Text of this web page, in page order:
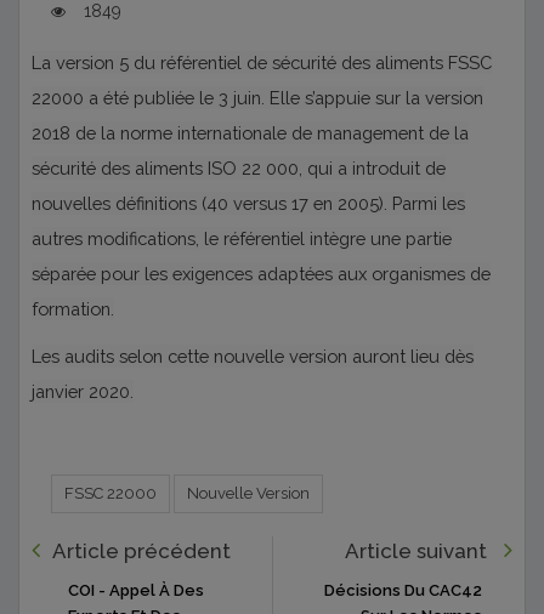
1849
La version 5 du référentiel de sécurité des aliments FSSC
22000 a été publiée le 3 juin. Elle s’appuie sur la version
2018 de la norme internationale de management de la
sécurité des aliments ISO 22 000, qui a introduit de
nouvelles définitions (40 versus 17 en 2005). Parmi les
autres modifications, le référentiel intègre une partie
séparée pour les exigences adaptées aux organismes de
formation.
Les audits selon cette nouvelle version auront lieu dès
janvier 2020.
FSSC 22000 Nouvelle Version
Article précédent
COI - Appel À Des
Article suivant
Décisions Du CAC42